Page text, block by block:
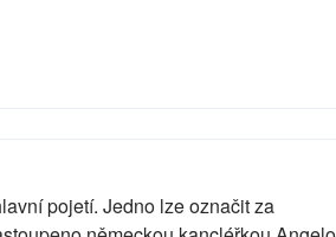
pojetí. Jedno lze označit za